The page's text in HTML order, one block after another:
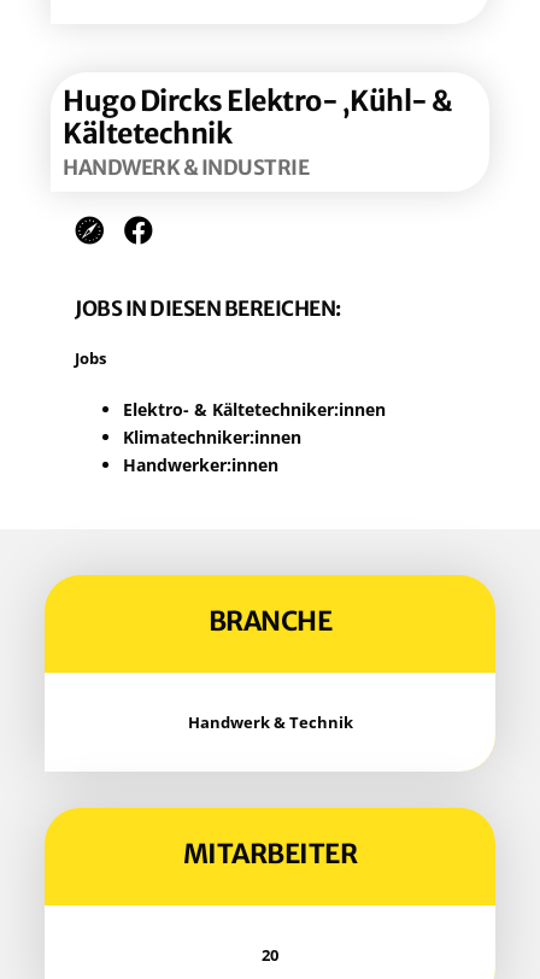
Hugo Dircks Elek­tro- ‚Kühl- &
Kältetechnik
HAND­WERK & INDUSTRIE
JOBS IN DIE­SEN BEREICHEN:
Jobs
Elek­tro- & Kältetechniker:innen
Klimatechniker:innen
Handwerker:innen
BRAN­CHE
Hand­werk & Technik
MIT­AR­BEI­TER
20